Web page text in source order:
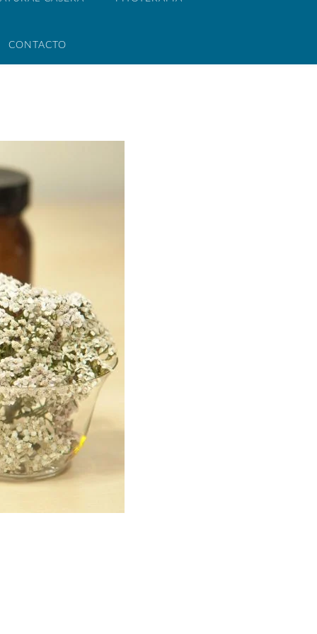
CONTACTO